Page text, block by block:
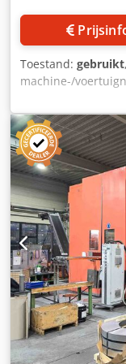
max. spoelbreedte
voor maximale
Automatische
hydraulische
ramverstelling
afgewerkte
gemoderniseerd
Opspanbereik
x 890 mm Afstand
tussen kolommen
slagen, traploos 40
en 160 mm
Montagehoogte,
Noqjrf zonder
530 mm
materiaaltoevoer,
slagen Totale
- 50 Hz Gewicht,
functies: * FREI /
Toestand: gebruikt
machine-/
Verstelbare slag
mm Inbouwhoogte
mm Afstand
Tafelopspanvlak
x 350 mm
per minuut: 100 -
1.030 mm
ca.: 6,8 t Crjdpfx